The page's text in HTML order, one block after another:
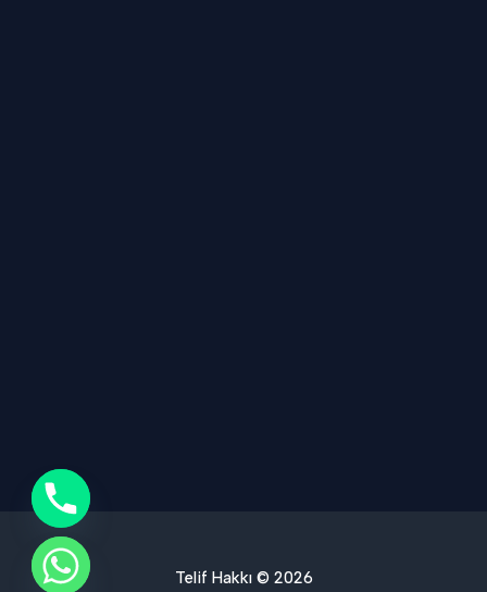
Telif Hakkı © 2026